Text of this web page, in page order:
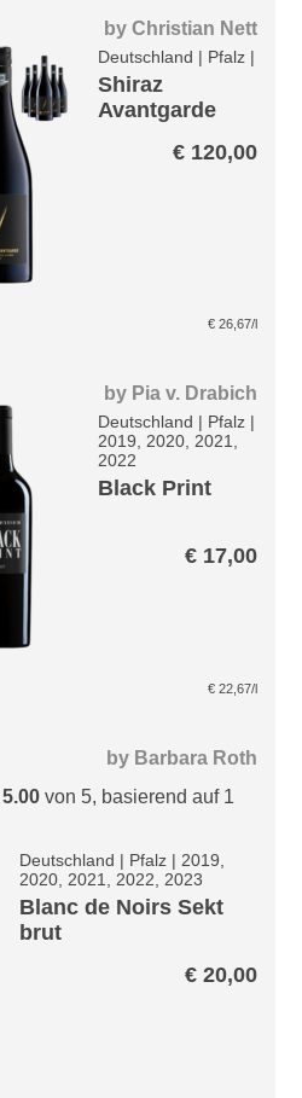
byChristian Nett
Deutschland | Pfalz |
Shiraz
Avantgarde
€ 120,00
€ 26,67/l
by Pia v. Drabich
Deutschland | Pfalz |
2019, 2020, 2021,
2022
Black Print
€ 17,00
€ 22,67/l
by Barbara Roth
5.00von 5, basierend auf 1
Deutschland | Pfalz | 2019,
2020, 2021, 2022, 2023
Blanc de Noirs Sekt
brut
€ 20,00